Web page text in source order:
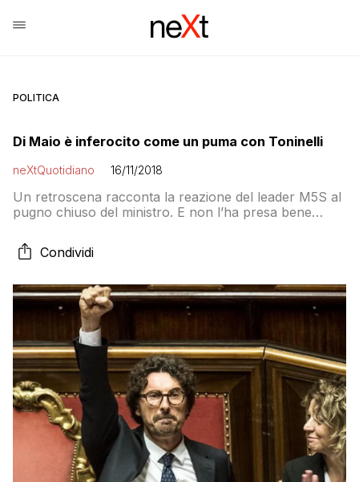
POLITICA
Di Maio è inferocito come un puma con Toninelli
neXtQuotidiano 16/11/2018
Un retroscena racconta la reazione del leader M5S al
pugno chiuso del ministro. E non l’ha presa bene
Condividi